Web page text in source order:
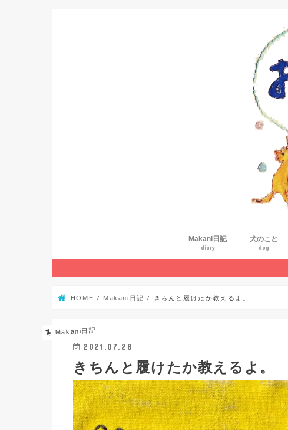
Makani日記
diary
犬のこと
dog
HOME Makani日記 きちんと履けたか教えるよ。
Makani日記
2021.07.28
きちんと履けたか教えるよ。